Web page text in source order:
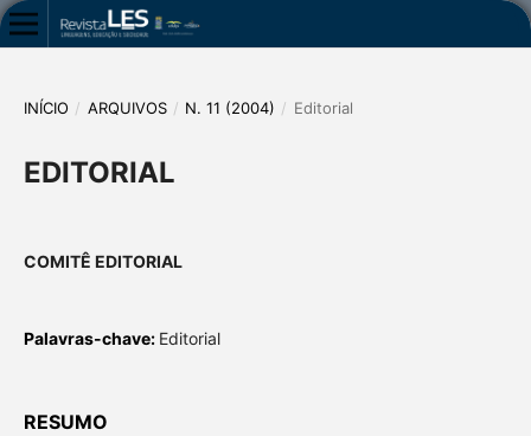
INÍCIO / ARQUIVOS / N. 11 (2004) / Editorial
EDITORIAL
COMITÊ EDITORIAL
Palavras-chave: Editorial
RESUMO